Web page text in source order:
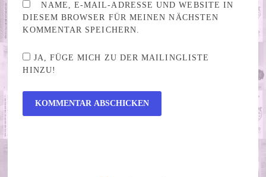
NAME, E-MAIL-ADRESSE UND WEBSITE IN
DIESEM BROWSER FÜR MEINEN NÄCHSTEN
KOMMENTAR SPEICHERN.
JA, FÜGE MICH ZU DER MAILINGLISTE
HINZU!